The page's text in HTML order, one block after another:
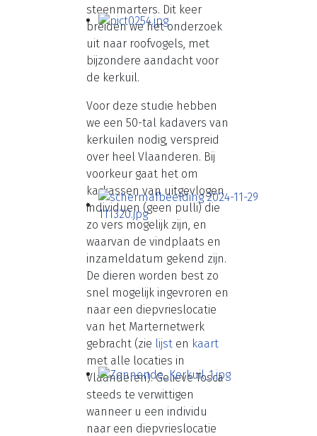
steenmarters. Dit keer
breiden we het onderzoek
uit naar roofvogels, met
bijzondere aandacht voor
de kerkuil.
Voor deze studie hebben
we een 50-tal kadavers van
kerkuilen nodig, verspreid
over heel Vlaanderen. Bij
voorkeur gaat het om
karkassen van uitgevlogen
individuen (geen pulli) die
zo vers mogelijk zijn, en
waarvan de vindplaats en
inzameldatum gekend zijn.
De dieren worden best zo
snel mogelijk ingevroren en
naar een diepvrieslocatie
van het Marternetwerk
gebracht (zie lijst en kaart
met alle locaties in
Vlaanderen). Gelieve Tosca
steeds te verwittigen
wanneer u een individu
naar een diepvrieslocatie